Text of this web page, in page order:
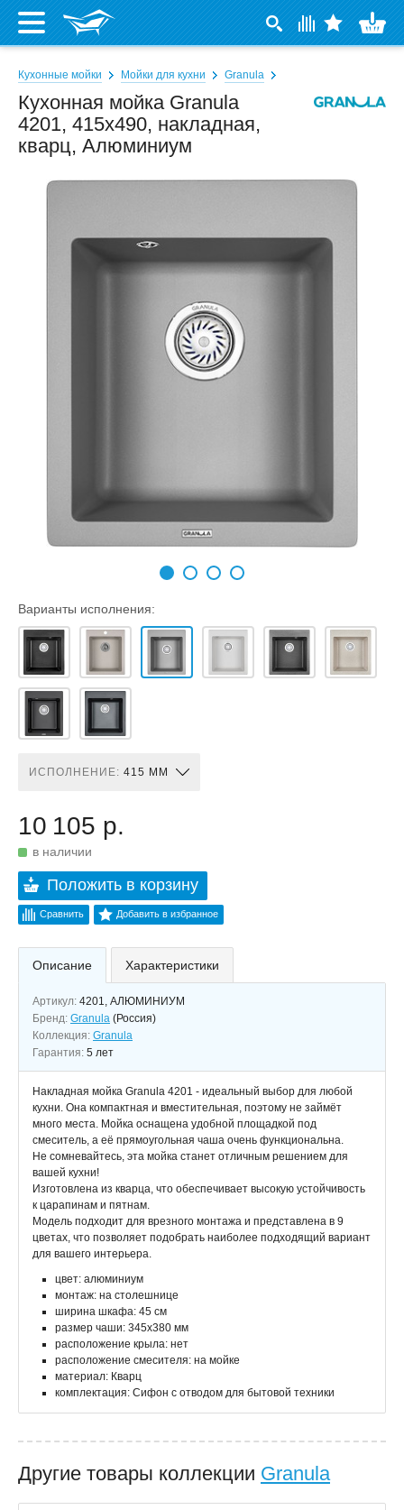
Кухонные мойки Мойки для кухни Granula
Кухонная мойка Granula
4201, 415x490, накладная,
кварц, Алюминиум
Варианты исполнения:
ИСПОЛНЕНИЕ: 415 ММ
10 105 р.
в наличии
Положить в корзину
Сравнить Добавить в избранное
Описание Характеристики
Артикул: 4201, АЛЮМИНИУМ
Бренд: Granula (Россия)
Коллекция: Granula
Гарантия: 5 лет
Накладная мойка Granula 4201 - идеальный выбор для любой
кухни. Она компактная и вместительная, поэтому не займёт
много места. Мойка оснащена удобной площадкой под
смеситель, а её прямоугольная чаша очень функциональна.
Не сомневайтесь, эта мойка станет отличным решением для
вашей кухни!
Изготовлена из кварца, что обеспечивает высокую устойчивость
к царапинам и пятнам.
Модель подходит для врезного монтажа и представлена в 9
цветах, что позволяет подобрать наиболее подходящий вариант
для вашего интерьера.
цвет: алюминиум
монтаж: на столешнице
ширина шкафа: 45 см
размер чаши: 345x380 мм
расположение крыла: нет
расположение смесителя: на мойке
материал: Кварц
комплектация: Сифон с отводом для бытовой техники
Другие товары коллекции Granula